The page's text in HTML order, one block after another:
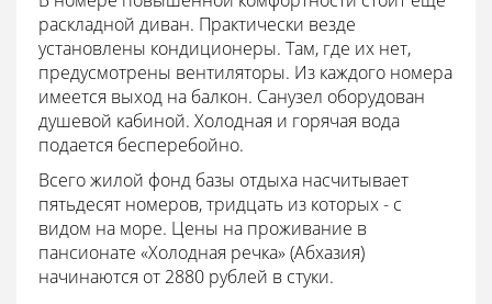
раскладной диван. Практически везде
установлены кондиционеры. Там, где их нет,
предусмотрены вентиляторы. Из каждого номера
имеется выход на балкон. Санузел оборудован
душевой кабиной. Холодная и горячая вода
подается бесперебойно.
Всего жилой фонд базы отдыха насчитывает
пятьдесят номеров, тридцать из которых - с
видом на море. Цены на проживание в
пансионате «Холодная речка» (Абхазия)
начинаются от 2880 рублей в стуки.